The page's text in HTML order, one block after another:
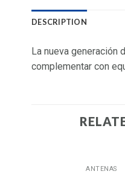
DESCRIPTION
La nueva generación
complementar con
ANTENAS